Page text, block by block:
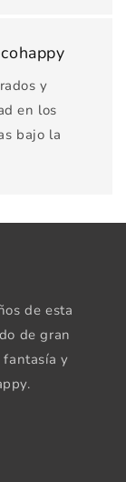
y
en los
bajo la
de esta
de gran
fantasía y